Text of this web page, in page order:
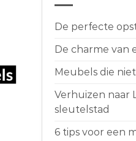
De perfecte
De charme van
Meubels die
Verhuizen naar
sleutelstad
6 tips voor een